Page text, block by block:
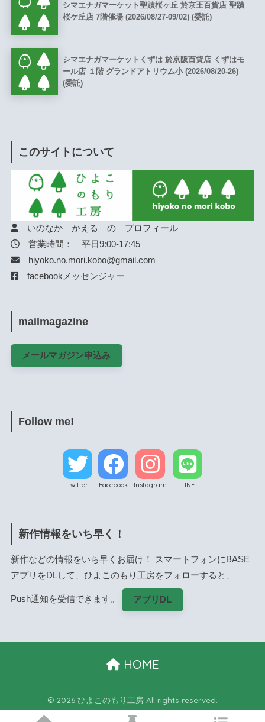
シマエナガマーケット聖蹟桜ヶ丘 於京王百貨店 聖蹟
桜ケ丘店 7階催場 (2026/08/27-09/02) (委託)
シマエナガマーケットくずは 於京阪百貨店 くずはモ
ール店 １階 グランドアトリウム小 (2026/08/20-26)
(委託)
このサイトについて
いのなか かえる の プロフィール
営業時間： 平日9:00-17:45
hiyoko.no.mori.kobo@gmail.com
facebookメッセンジャー
mailmagazine
メールマガジン申込み
Follow me!
Twitter Facebook Instagram LINE
新作情報をいち早く！
新作などの情報をいち早くお届け！ スマートフォンにBASE
アプリをDLして、ひよこのもり工房をフォローすると、
Push通知を受信できます。 アプリDL
HOME
© 2026 ひよこのもり工房 All rights reserved.